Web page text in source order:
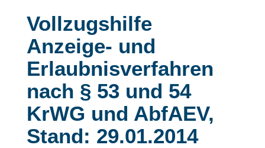
Vollzugshilfe
Anzeige- und
Erlaubnisverfahren
nach § 53 und 54
KrWG und AbfAEV,
Stand: 29.01.2014